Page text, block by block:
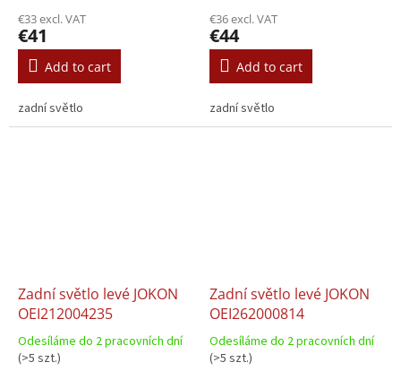
€33 excl. VAT
€41
Add to cart
zadní světlo
€36 excl. VAT
€44
Add to cart
zadní světlo
Zadní světlo levé JOKON
OEI212004235
Odesíláme do 2 pracovních dní
(>5 szt.)
Zadní světlo levé JOKON
OEI262000814
Odesíláme do 2 pracovních dní
(>5 szt.)